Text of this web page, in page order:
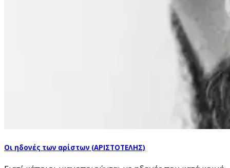
Οι ηδονές των αρίστων (ΑΡΙΣΤΟΤΕΛΗΣ)